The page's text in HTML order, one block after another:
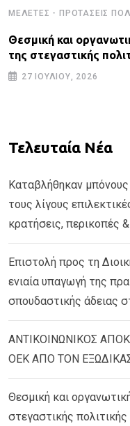
ΜΕΛΈΤΕΣ - ΠΡΟΤΆΣΕΙΣ
Θεσμική και
της στεγαστικής
27 ΙΟΥΛΊΟΥ, 2026
Τελευταία Νέα
Καταβλήθηκαν
τους λίγους
κρατήσεις, περικοπές
Επιστολή προς τη
ενιαία υπαγωγή της
σπουδαστικής άδειας
ΑΝΤΙΚΟΙΝΩΝΙΚΟΣ
ΟΕΚ ΑΠΟ ΤΟΝ
Θεσμική και
στεγαστικής